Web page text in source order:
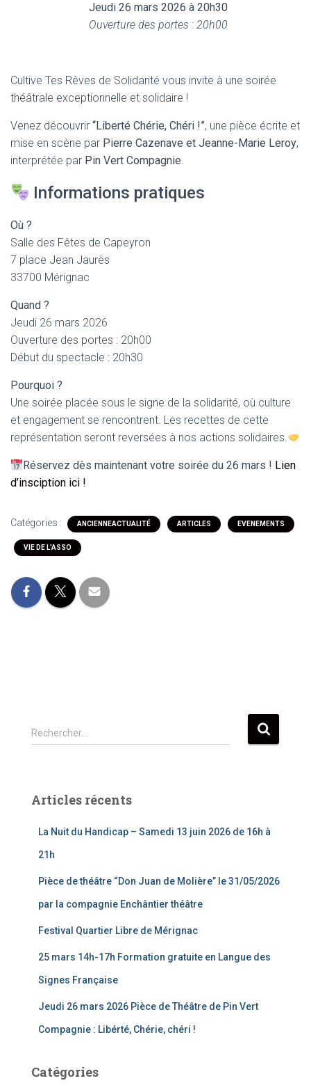
Jeudi 26 mars 2026 à 20h30
Ouverture des portes : 20h00
Cultive Tes Rêves de Solidarité vous invite à une soirée
théâtrale exceptionnelle et solidaire !
Venez découvrir “Liberté Chérie, Chéri !”, une pièce écrite et
mise en scène par Pierre Cazenave et Jeanne-Marie Leroy,
interprétée par Pin Vert Compagnie.
Informations pratiques
Où ?
Salle des Fêtes de Capeyron
7 place Jean Jaurès
33700 Mérignac
Quand ?
Jeudi 26 mars 2026
Ouverture des portes : 20h00
Début du spectacle : 20h30
Pourquoi ?
Une soirée placée sous le signe de la solidarité, où culture
et engagement se rencontrent. Les recettes de cette
représentation seront reversées à nos actions solidaires.
Réservez dès maintenant votre soirée du 26 mars ! Lien
d’insciption ici !
Catégories : ANCIENNEACTUALITÉ ARTICLES EVENEMENTS
VIE DE L'ASSO
Rechercher…
Articles récents
La Nuit du Handicap – Samedi 13 juin 2026 de 16h à
21h
Pièce de théâtre “Don Juan de Molière” le 31/05/2026
par la compagnie Enchântier théâtre
Festival Quartier Libre de Mérignac
25 mars 14h-17h Formation gratuite en Langue des
Signes Française
Jeudi 26 mars 2026 Pièce de Théâtre de Pin Vert
Compagnie : Libérté, Chérie, chéri !
Catégories